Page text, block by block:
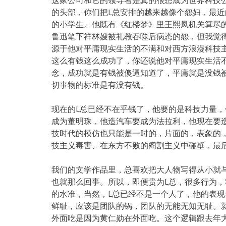
的头部，你们把L总安排的越来越像个怨妇，最
的小学生。他既有《红楼梦》里王熙凤机关算
鲁迅笔下祥林嫂被礼教吞噬后病态的怨，但我
源于他对平庸现实生活的不满和对西方浪漫科
这么有钱这么成功了，你还说他对平庸现实生
念，成功就是有钱被傻逼知道了，平庸就是没
切事物的标准是有没有钱。
现在的L总已经不在乎钱了，他要的是科技力量
成为董明珠，他造汽车要成为法拉利，他现在
技时代的模仿也只能是一时的，片面的，表象
技主义毒害、在东方不败的阉割主义中碰壁，最
我们的文学作品里，总喜欢把大人物写得从小
也就那么回事。所以，即便贵为L总，很多行为
的水准，当然，L总已经不是一个人了，他的表
鲜耻，应该是团队的锅，团队的无能无知无耻
外面吃是因为黄仁勋在外面吃。这个逻辑跟去年